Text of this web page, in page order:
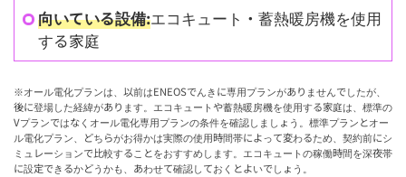
向いている設備:エコキュート・蓄熱暖房機を使用
する家庭
※オール電化プランは、以前はENEOSでんきに専用プランがありませんでしたが、
後に登場した経緯があります。エコキュートや蓄熱暖房機を使用する家庭は、標準の
Vプランではなくオール電化専用プランの条件を確認しましょう。標準プランとオー
ル電化プラン、どちらがお得かは実際の使用時間帯によって変わるため、契約前にシ
ミュレーションで比較することをおすすめします。エコキュートの稼働時間を深夜帯
に設定できるかどうかも、あわせて確認しておくとよいでしょう。